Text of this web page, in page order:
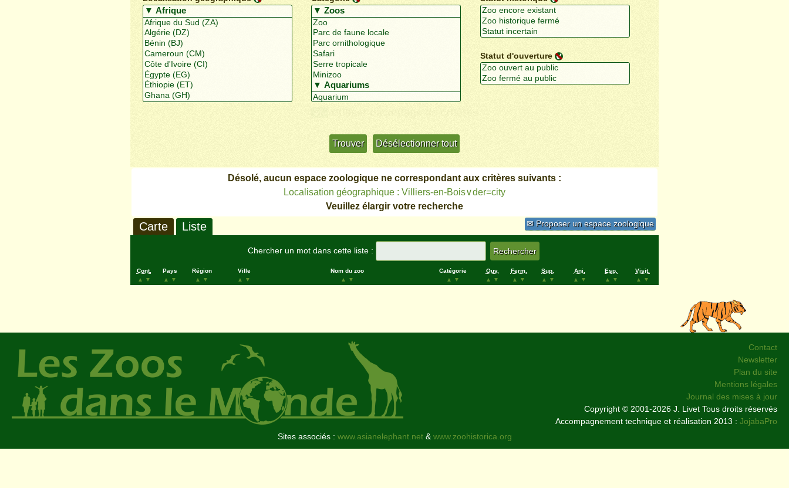
Statut d'ouverture
Désolé, aucun espace zoologique ne correspondant aux critères suivants :
Localisation géographique : Villiers-en-Bois∨der=city
Veuillez élargir votre recherche
✉ Proposer un espace zoologique
Carte Liste
Chercher un mot dans cette liste :
Cont.
▲
▼
Pays
▲
▼
Région
▲
▼
Ville
▲
▼
Nom du zoo
▲
▼
Catégorie
▲
▼
Ouv.
▲
▼
Ferm.
▲
▼
Sup.
▲
▼
Ani.
▲
▼
Esp.
▲
▼
Visit.
▲
▼
Contact
Newsletter
Plan du site
Mentions légales
Journal des mises à jour
Copyright © 2001-2026 J. Livet Tous droits réservés
Accompagnement technique et réalisation 2013 : JojabaPro
Sites associés : www.asianelephant.net&www.zoohistorica.org